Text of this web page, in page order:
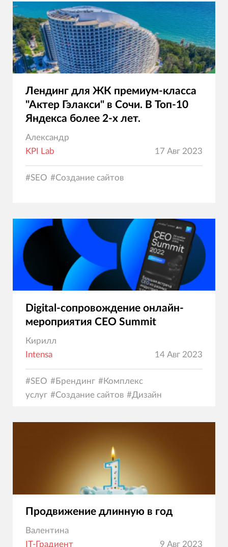
Лендинг для ЖК премиум-класса
"Актер Гэлакси" в Сочи. В Топ-10
Яндекса более 2-х лет.
Александр
KPI Lab
17 Авг 2023
#SEO #Создание сайтов
Digital-сопровождение онлайн-
мероприятия CEO Summit
Кирилл
Intensa
14 Авг 2023
#SEO #Брендинг #Комплекс
услуг #Создание сайтов #Дизайн
Продвижение длинную в год
Валентина
IT-Градиент
9 Авг 2023